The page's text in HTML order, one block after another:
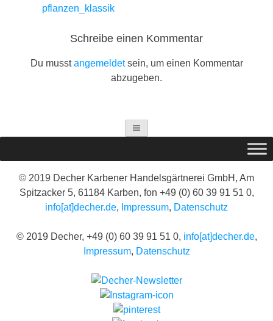
Beitragsnavigation
pflanzen_klassik
Schreibe einen Kommentar
Du musstangemeldetsein, um einen Kommentar
abzugeben.
© 2019 Decher Karbener Handelsgärtnerei GmbH, Am
Spitzacker 5, 61184 Karben, fon +49 (0) 60 39 91 51 0,
info[at]decher.de, Impressum, Datenschutz
© 2019 Decher, +49 (0) 60 39 91 51 0, info[at]decher.de,
Impressum, Datenschutz